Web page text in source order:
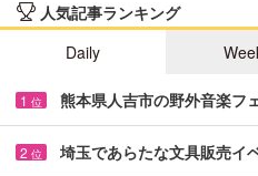
人気記事ランキング
Daily
1 位 熊本県人吉市の野外音楽
2 位 埼玉であらたな文具販売